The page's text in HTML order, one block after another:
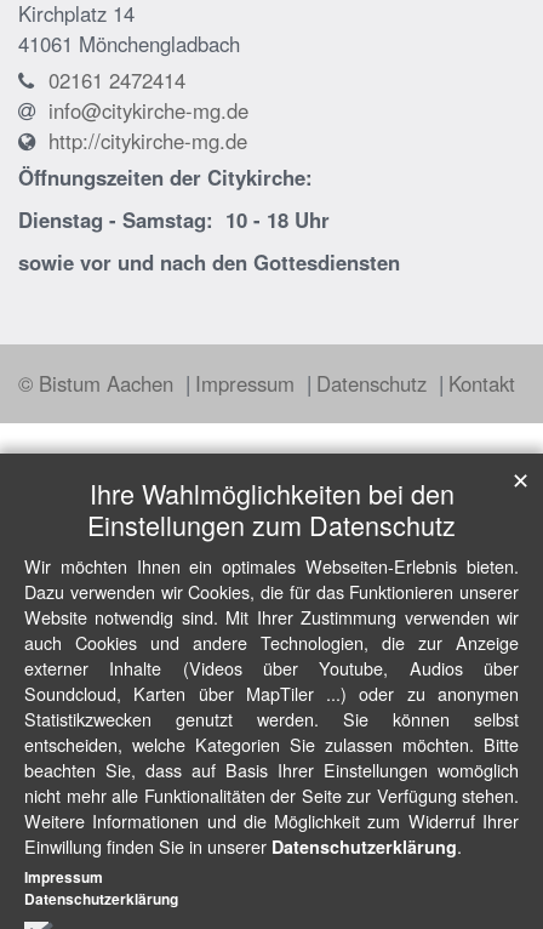
Kirchplatz 14
41061 Mönchengladbach
02161 2472414
info@citykirche-mg.de
http://citykirche-mg.de
Öffnungszeiten der Citykirche:
Dienstag - Samstag: 10 - 18 Uhr
sowie vor und nach den Gottesdiensten
© Bistum Aachen Impressum Datenschutz Kontakt
Ihre Wahlmöglichkeiten bei den
Einstellungen zum Datenschutz
Wir möchten Ihnen ein optimales Webseiten-Erlebnis bieten.
Dazu verwenden wir Cookies, die für das Funktionieren unserer
Website notwendig sind. Mit Ihrer Zustimmung verwenden wir
auch Cookies und andere Technologien, die zur Anzeige
externer Inhalte (Videos über Youtube, Audios über
Soundcloud, Karten über MapTiler ...) oder zu anonymen
Statistikzwecken genutzt werden. Sie können selbst
entscheiden, welche Kategorien Sie zulassen möchten. Bitte
beachten Sie, dass auf Basis Ihrer Einstellungen womöglich
nicht mehr alle Funktionalitäten der Seite zur Verfügung stehen.
Weitere Informationen und die Möglichkeit zum Widerruf Ihrer
Einwillung finden Sie in unserer Datenschutzerklärung.
✕
Impressum
Datenschutzerklärung